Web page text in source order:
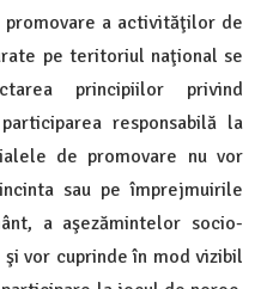
a activităţilor de
pe teritoriul naţional se
principiilor privind
responsabilă la
de promovare nu vor
sau pe împrejmuirile
a aşezămintelor socio-
vor cuprinde în mod vizibil